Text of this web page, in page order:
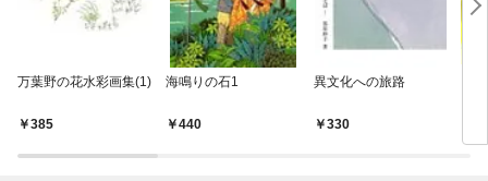
万葉野の花水彩画集(1)
385
海鳴りの石1
440
異文化への旅路
330